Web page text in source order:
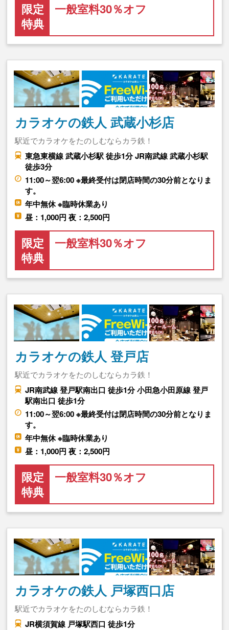
限定
特典
一般室料30％オフ
カラオケの鉄人 武蔵小杉店
駅近でカラオケをたのしむならカラ鉄！
東急東横線 武蔵小杉駅 徒歩1分 JR南武線 武蔵小杉駅
徒歩3分
11:00～翌6:00 ※最終受付は閉店時間の30分前となりま
す。
年中無休 ※臨時休業あり
昼：1,000円 夜：2,500円
限定
特典
一般室料30％オフ
カラオケの鉄人 登戸店
駅近でカラオケをたのしむならカラ鉄！
JR南武線 登戸駅南出口 徒歩1分 小田急小田原線 登戸
駅南出口 徒歩1分
11:00～翌6:00 ※最終受付は閉店時間の30分前となりま
す。
年中無休 ※臨時休業あり
昼：1,000円 夜：2,500円
限定
特典
一般室料30％オフ
カラオケの鉄人 戸塚西口店
駅近でカラオケをたのしむならカラ鉄！
JR横須賀線 戸塚駅西口 徒歩1分